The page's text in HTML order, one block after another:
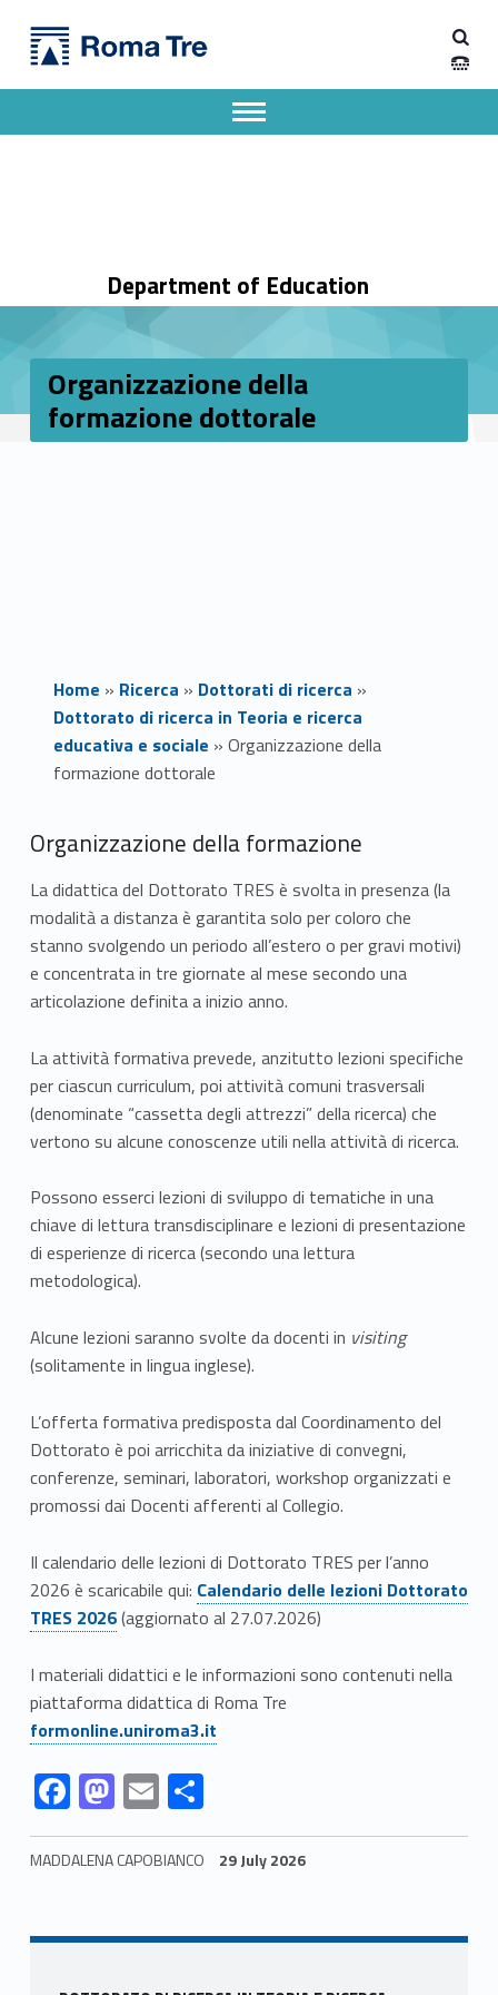
Organizzazione della formazione dottorale - Dipartimento di Scienze della Formazione
Dipartimento di Scienze della Formazione dell'Università degli Studi Roma Tre
Department of Education
Apri il menu secondario
Header info sidebar
Organizzazione della
formazione dottorale
Home » Ricerca » Dottorati di ricerca »
Dottorato di ricerca in Teoria e ricerca
educativa e sociale » Organizzazione della
formazione dottorale
O
r
g
a
i
z
z
a
z
i
o
n
e
d
e
l
l
a
f
o
r
m
a
Organizzazione della formazione
La didattica del Dottorato TRES è svolta in presenza (la
modalità a distanza è garantita solo per coloro che
stanno svolgendo un periodo all’estero o per gravi motivi)
e concentrata in tre giornate al mese secondo una
articolazione definita a inizio anno.
La attività formativa prevede, anzitutto lezioni specifiche
per ciascun curriculum, poi attività comuni trasversali
(denominate “cassetta degli attrezzi” della ricerca) che
vertono su alcune conoscenze utili nella attività di ricerca.
Possono esserci lezioni di sviluppo di tematiche in una
chiave di lettura transdisciplinare e lezioni di presentazione
di esperienze di ricerca (secondo una lettura
metodologica).
Alcune lezioni saranno svolte da docenti in visiting
(solitamente in lingua inglese).
L’offerta formativa predisposta dal Coordinamento del
Dottorato è poi arricchita da iniziative di convegni,
conferenze, seminari, laboratori, workshop organizzati e
promossi dai Docenti afferenti al Collegio.
Il calendario delle lezioni di Dottorato TRES per l’anno
2026 è scaricabile qui: Link identifier #identifier__170631-1
Calendario delle lezioni Dottorato
TRES 2026(aggiornato al 27.07.2026)
I materiali didattici e le informazioni sono contenuti nella
piattaforma didattica di Roma Tre
formonline.uniroma3.it
Link identifier #identifier__29636-3
F
ac
e
o
Link identifier #identifier__59713-4 M
as
to
o
Link identifier #identifier__155623-5 E
m
ai
Link identifier #identifier__60949-6 S
h
ar
MADDALENA CAPOBIANCO 29 July 2026